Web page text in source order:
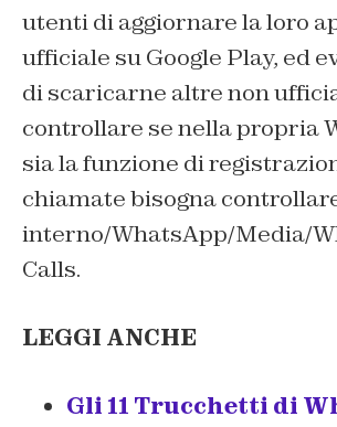
utenti di aggiornare la loro
ufficiale su Google Play, ed
di scaricarne altre non
controllare se nella propria
sia la funzione di
chiamate bisogna
interno/WhatsApp/Media/
Calls.
LEGGI ANCHE
Gli 11 Trucchetti di